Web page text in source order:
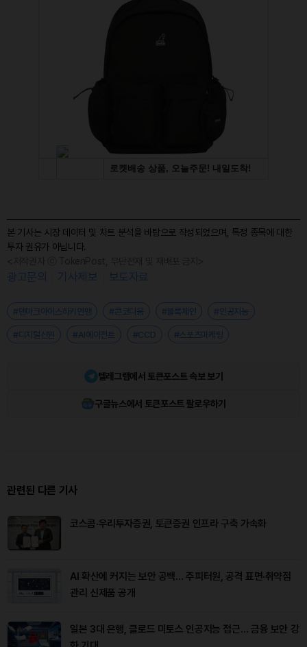
본 기사는 시장 데이터 및 차트 분석을 바탕으로 작성되었으며, 특정 종목에 대한
투자 권유가 아닙니다.
광고문의 기사제보 보도자료
#덴마크아이스하키연맹 #콘코디움 #블록체인 #인공지능
#디지털신원 #AI에이전트 #CCD #스포츠마케팅
텔레그램에서 토큰포스트 속보 보기
구글뉴스에서 토큰포스트 팔로우하기
관련된 다른 기사
코스콤·우리투자증권, 토큰증권 인프라 구축 가속화
AI 확산에 커지는 보안 공백… 주피터원, 공격 표면·취약점
관리 신제품 공개
일본 3대 은행, 클로드 미토스 인공지능 접근… 금융 보안 강